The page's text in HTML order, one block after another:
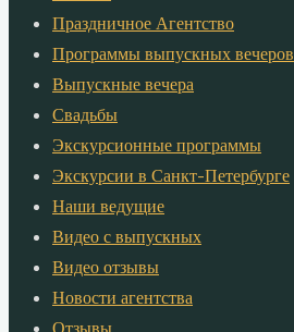
Праздничное Агентство
Программы выпускных вечеров
Выпускные вечера
Свадьбы
Экскурсионные программы
Экскурсии в Санкт-Петербурге
Наши ведущие
Видео с выпускных
Видео отзывы
Новости агентства